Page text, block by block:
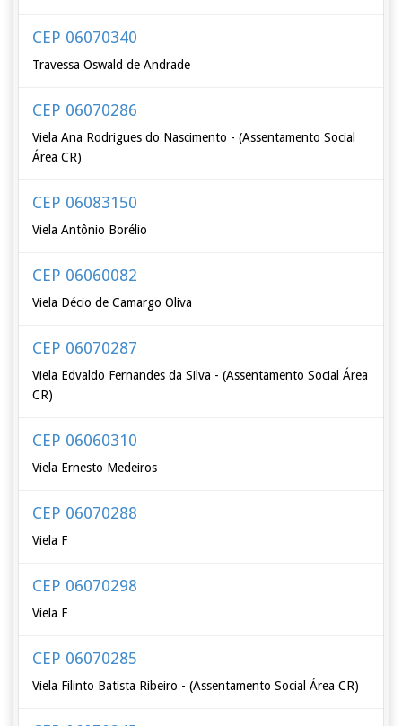
CEP 06070340
Travessa Oswald de Andrade
CEP 06070286
Viela Ana Rodrigues do Nascimento - (Assentamento Social
Área CR)
CEP 06083150
Viela Antônio Borélio
CEP 06060082
Viela Décio de Camargo Oliva
CEP 06070287
Viela Edvaldo Fernandes da Silva - (Assentamento Social Área
CR)
CEP 06060310
Viela Ernesto Medeiros
CEP 06070288
Viela F
CEP 06070298
Viela F
CEP 06070285
Viela Filinto Batista Ribeiro - (Assentamento Social Área CR)